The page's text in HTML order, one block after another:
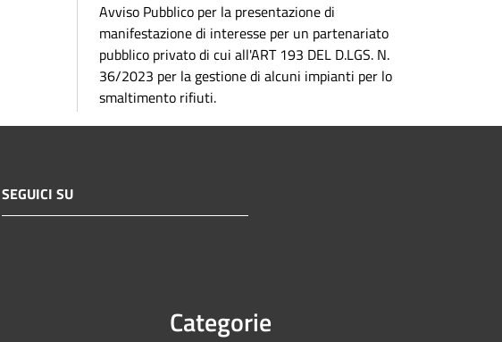
Avviso Pubblico per la presentazione di
manifestazione di interesse per un partenariato
pubblico privato di cui all'ART 193 DEL D.LGS. N.
36/2023 per la gestione di alcuni impianti per lo
smaltimento rifiuti.
SEGUICI SU
Categorie